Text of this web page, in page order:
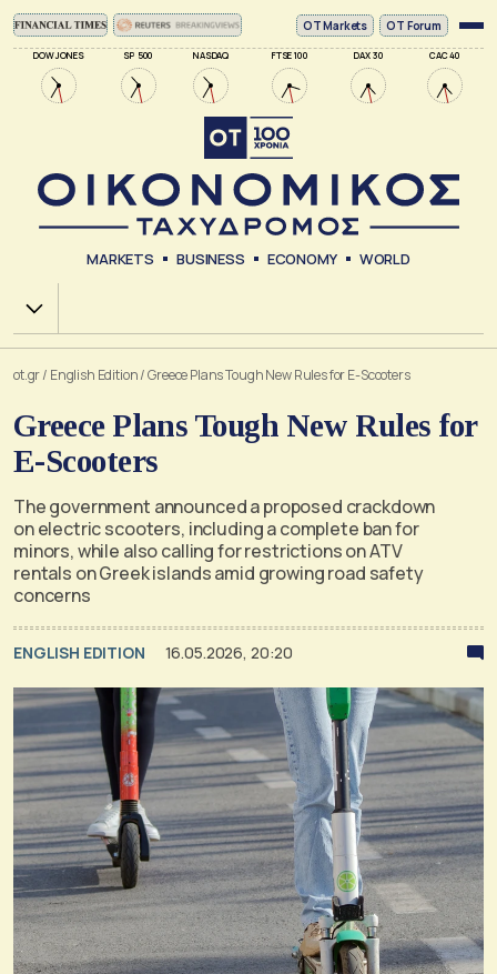
DOW JONES SP 500 NASDAQ FTSE 100 DAX 30 CAC 40
ΟΤ Markets OT Forum
MARKETS BUSINESS ECONOMY WORLD
Χ.Α.
ot.gr/ English Edition/Greece Plans Tough New Rules for E-Scooters
Greece Plans Tough New Rules for
E-Scooters
The government announced a proposed crackdown
on electric scooters, including a complete ban for
minors, while also calling for restrictions on ATV
rentals on Greek islands amid growing road safety
concerns
ENGLISH EDITION 16.05.2026, 20:20